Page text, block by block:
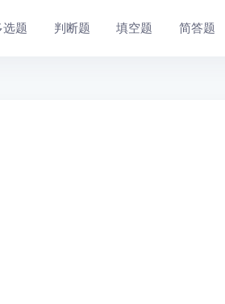
选题 判断题 填空题 简答题